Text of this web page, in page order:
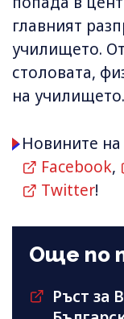
главният
училището.
столовата,
на училището.
Новините на
Facebook,
Twitter!
Още по
Ръст за